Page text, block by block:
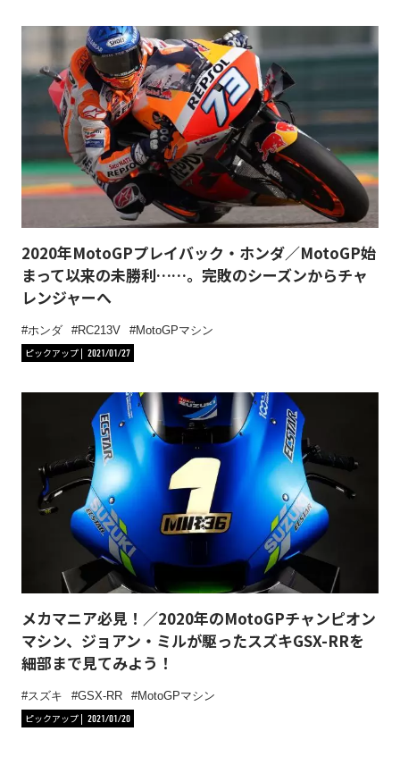
2020年MotoGPプレイバック・ホンダ／MotoGP始
まって以来の未勝利……。完敗のシーズンからチャ
レンジャーへ
ホンダ RC213V
MotoGPマシン
ピックアップ
2021/01/27
メカマニア必見！／2020年のMotoGPチャンピオン
マシン、ジョアン・ミルが駆ったスズキGSX-RRを
細部まで見てみよう！
スズキ GSX-RR
MotoGPマシン
ピックアップ
2021/01/20